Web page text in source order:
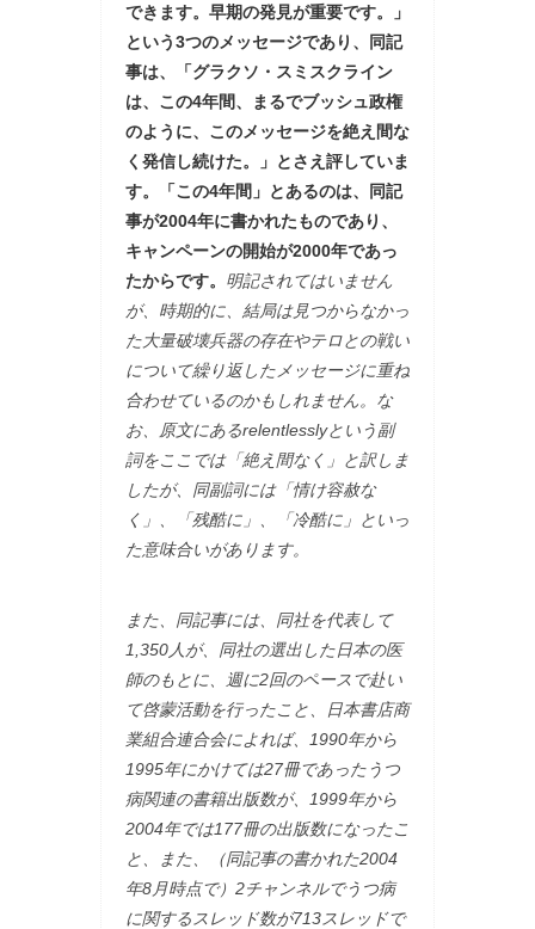
できます。早期の発見が重要です。」
という3つのメッセージであり、同記
事は、「グラクソ・スミスクライン
は、この4年間、まるでブッシュ政権
のように、このメッセージを絶え間な
く発信し続けた。」とさえ評していま
す。「この4年間」とあるのは、同記
事が2004年に書かれたものであり、
キャンペーンの開始が2000年であっ
たからです。 明記されてはいません
が、時期的に、結局は見つからなかっ
た大量破壊兵器の存在やテロとの戦い
について繰り返したメッセージに重ね
合わせているのかもしれません。な
お、原文にあるrelentlesslyという副
詞をここでは「絶え間なく」と訳しま
したが、同副詞には「情け容赦な
く」、「残酷に」、「冷酷に」といっ
た意味合いがあります。
また、同記事には、同社を代表して
1,350人が、同社の選出した日本の医
師のもとに、週に2回のペースで赴い
て啓蒙活動を行ったこと、日本書店商
業組合連合会によれば、1990年から
1995年にかけては27冊であったうつ
病関連の書籍出版数が、1999年から
2004年では177冊の出版数になったこ
と、また、（同記事の書かれた2004
年8月時点で）2チャンネルでうつ病
に関するスレッド数が713スレッドで